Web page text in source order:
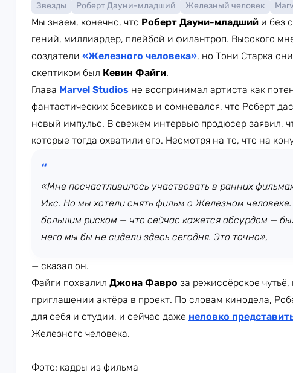
Звезды Роберт Дауни-младший Железный человек
Мы знаем, конечно, что Роберт Дауни-младший и без
гений, миллиардер, плейбой и филантроп. Высокого
создатели «Железного человека», но Тони Старка
скептиком был Кевин Файги.
Глава Marvel Studios не воспринимал артиста как
фантастических боевиков и сомневался, что Роберт
новый импульс. В свежем интервью продюсер заявил,
которые тогда охватили его. Несмотря на то, что на
«Мне посчастливилось участвовать в ранних
Икс. Но мы хотели снять фильм о Железном
большим риском — что сейчас кажется абсурдом —
него мы бы не сидели здесь сегодня. Это точно»,
— сказал он.
Файги похвалил Джона Фавро за режиссёрское
приглашении актёра в проект. По словам кинодела,
для себя и студии, и сейчас даже неловко
Железного человека.
Фото: кадры из фильма